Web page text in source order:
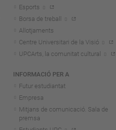
Esports
Borsa de treball
Allotjaments
Centre Universitari de la Visió
UPCArts, la comunitat cultural
INFORMACIÓ PER A
Futur estudiantat
Empresa
Mitjans de comunicació. Sala de
premsa